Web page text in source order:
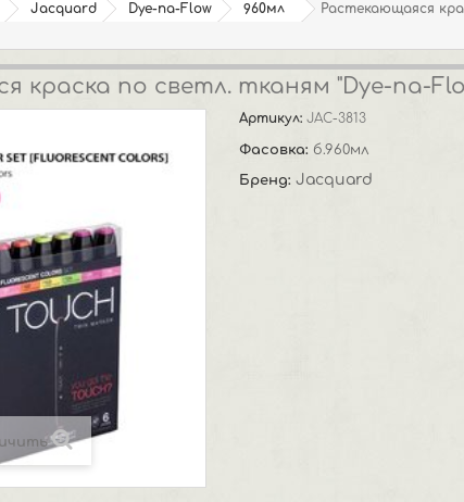
Jacquard Dye-na-Flow 960мл
Растекающаяся
краска по светл. тканям "Dye-na-
Артикул:JAC-3813
Фасовка: б.960мл
Бренд:Jacquard